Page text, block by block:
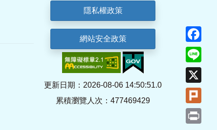
隱私權政策
網站安全政策
更新日期：2026-08-06 14:50:51.0
累積瀏覽人次：477469429